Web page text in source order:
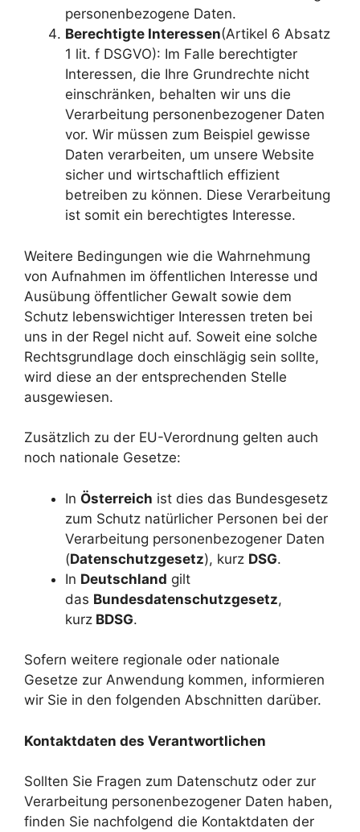
personenbezogene Daten.
Berechtigte Interessen(Artikel 6 Absatz
1 lit. f DSGVO): Im Falle berechtigter
Interessen, die Ihre Grundrechte nicht
einschränken, behalten wir uns die
Verarbeitung personenbezogener Daten
vor. Wir müssen zum Beispiel gewisse
Daten verarbeiten, um unsere Website
sicher und wirtschaftlich effizient
betreiben zu können. Diese Verarbeitung
ist somit ein berechtigtes Interesse.
Weitere Bedingungen wie die Wahrnehmung
von Aufnahmen im öffentlichen Interesse und
Ausübung öffentlicher Gewalt sowie dem
Schutz lebenswichtiger Interessen treten bei
uns in der Regel nicht auf. Soweit eine solche
Rechtsgrundlage doch einschlägig sein sollte,
wird diese an der entsprechenden Stelle
ausgewiesen.
Zusätzlich zu der EU-Verordnung gelten auch
noch nationale Gesetze:
In Österreich ist dies das Bundesgesetz
zum Schutz natürlicher Personen bei der
Verarbeitung personenbezogener Daten
(Datenschutzgesetz), kurz DSG.
In Deutschland gilt
das Bundesdatenschutzgesetz,
kurz BDSG.
Sofern weitere regionale oder nationale
Gesetze zur Anwendung kommen, informieren
wir Sie in den folgenden Abschnitten darüber.
Kontaktdaten des Verantwortlichen
Sollten Sie Fragen zum Datenschutz oder zur
Verarbeitung personenbezogener Daten haben,
finden Sie nachfolgend die Kontaktdaten der